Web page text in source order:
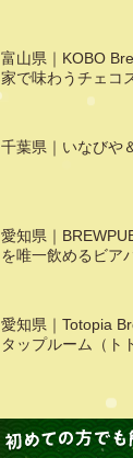
富山県｜KOBO
家で味わうチェコ
千葉県｜いなびや
愛知県｜
を唯一飲めるビア
愛知県｜Totopia
タップルーム（ト